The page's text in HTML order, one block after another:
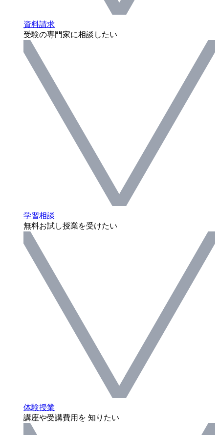
資料請求
受験の専門家に相談したい
学習相談
無料お試し授業を受けたい
体験授業
講座や受講費用を 知りたい